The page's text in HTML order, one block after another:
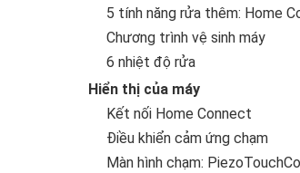
5 tính năng rửa thêm: Home
Chương trình vệ sinh máy
6 nhiệt độ rửa
Hiển thị của máy
Kết nối Home Connect
Điều khiển cảm ứng chạm
Màn hình chạm: